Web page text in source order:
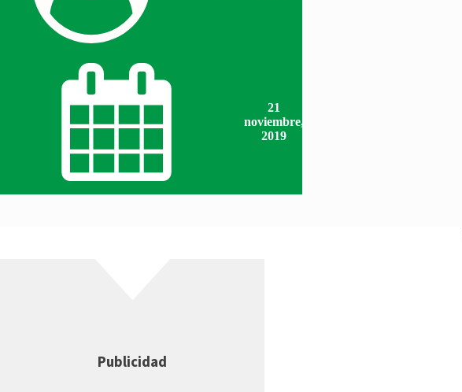
21
noviembre,
2019
Publicidad